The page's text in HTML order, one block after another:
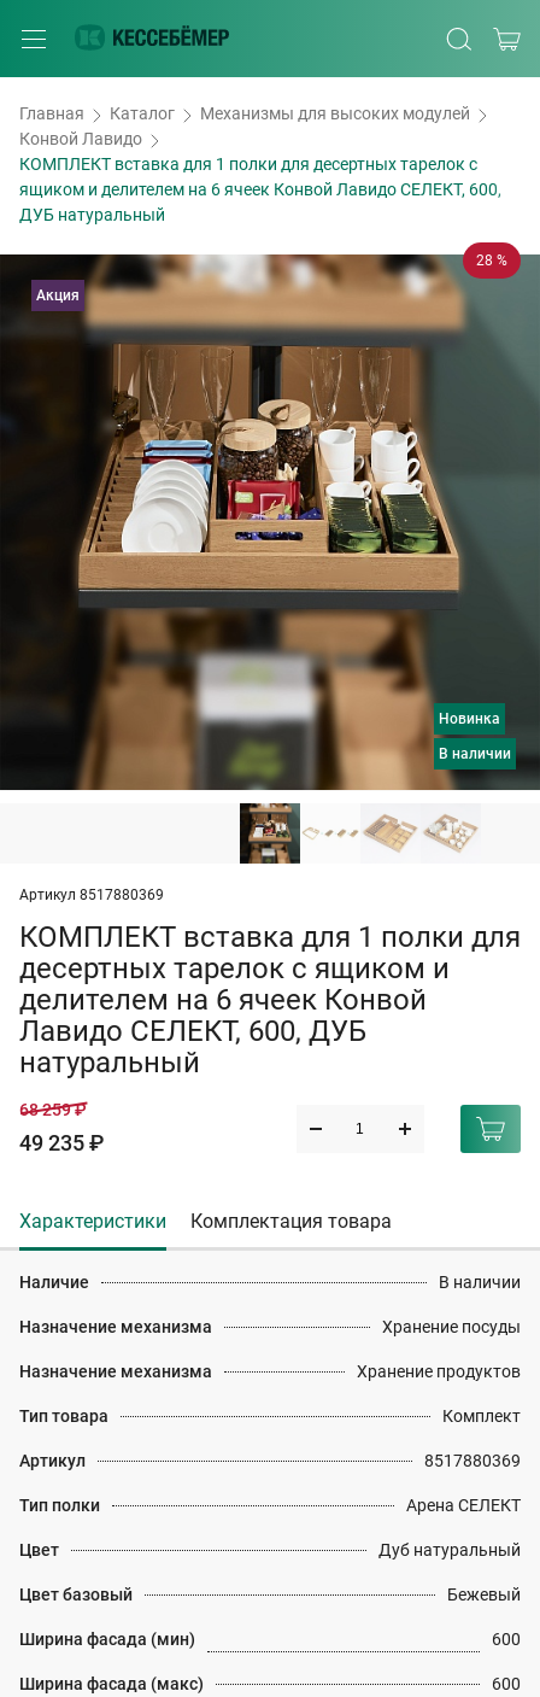
Главная Каталог
Механизмы для высоких модулей
Конвой Лавидо
КОМПЛЕКТ вставка для 1 полки для десертных тарелок с
ящиком и делителем на 6 ячеек Конвой Лавидо СЕЛЕКТ, 600,
ДУБ натуральный
28 %
Новинка
в наличии
Акция
Артикул 8517880369
КОМПЛЕКТ вставка для 1 полки для
десертных тарелок с ящиком и
делителем на 6 ячеек Конвой
Лавидо СЕЛЕКТ, 600, ДУБ
натуральный
68 259 ₽
49 235 ₽
Характеристики Комплектация товара
Наличие В наличии
Назначение механизма Хранение посуды
Назначение механизма Хранение продуктов
Тип товара Комплект
Артикул 8517880369
Тип полки Арена СЕЛЕКТ
Цвет Дуб натуральный
Цвет базовый Бежевый
Ширина фасада (мин) 600
Ширина фасада (макс) 600